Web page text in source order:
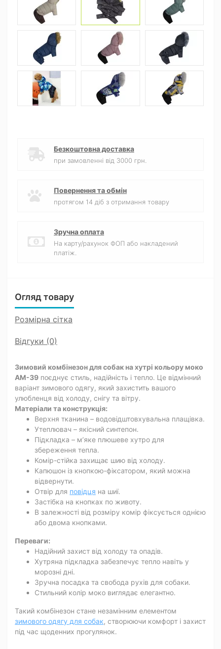
Безкоштовна доставка
при замовленні від 3000 грн.
Повернення та обмін
протягом 14 діб з отримання товару
Зручна оплата
На карту/рахунок ФОП або накладений
платіж.
Огляд товару
Розмірна сітка
Відгуки (0)
Зимовий комбінезон для собак на хутрі кольору моко
AM-39 поєднує стиль, надійність і тепло. Це відмінний
варіант зимового одягу, який захистить вашого
улюбленця від холоду, снігу та вітру.
Матеріали та конструкція:
Верхня тканина – водовідштовхувальна плащівка.
Утеплювач – якісний синтепон.
Підкладка – м’яке плюшеве хутро для
збереження тепла.
Комір-стійка захищає шию від холоду.
Капюшон із кнопкою-фіксатором, який можна
відвернути.
Отвір для повідця на шиї.
Застібка на кнопках по животу.
В залежності від розміру комір фіксується однією
або двома кнопками.
Переваги:
Надійний захист від холоду та опадів.
Хутряна підкладка забезпечує тепло навіть у
морозні дні.
Зручна посадка та свобода рухів для собаки.
Стильний колір моко виглядає елегантно.
Такий комбінезон стане незамінним елементом
зимового одягу для собак, створюючи комфорт і захист
під час щоденних прогулянок.